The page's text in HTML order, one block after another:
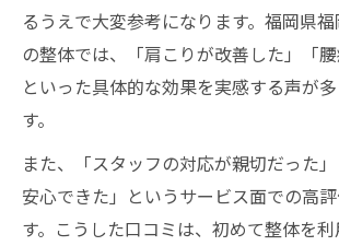
るうえで大変参考になります。福岡県
の整体では、「肩こりが改善した」「腰
といった具体的な効果を実感する声が
す。
また、「スタッフの対応が親切だった
安心できた」というサービス面での高
す。こうした口コミは、初めて整体を